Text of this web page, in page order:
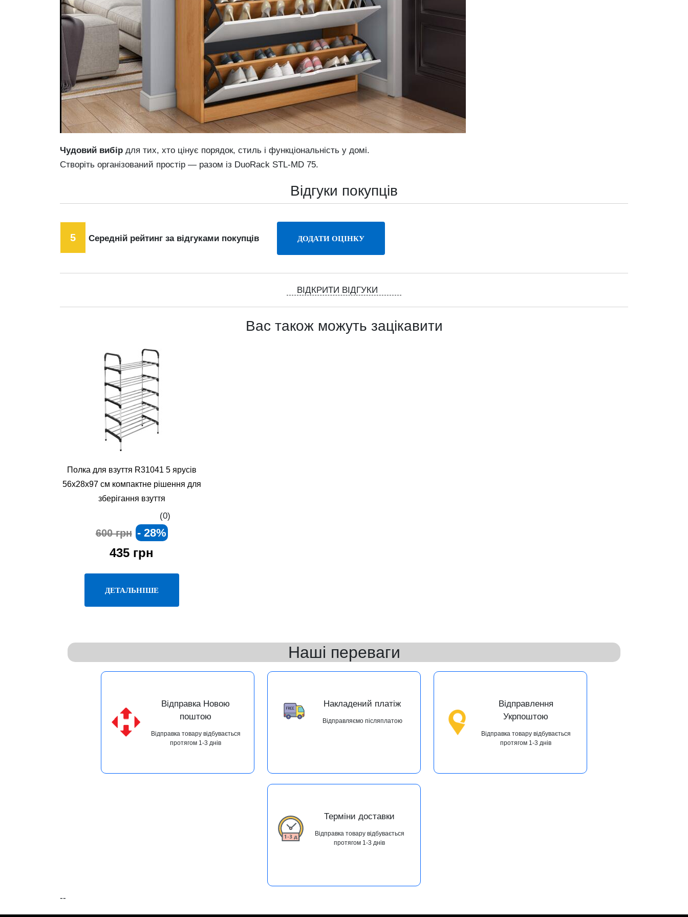
Чудовий вибір для тих, хто цінує порядок, стиль і функціональність у домі.
Створіть організований простір — разом із DuoRack STL-MD 75.
Відгуки покупців
5 Середній рейтинг за відгуками покупців
ВІДКРИТИ ВІДГУКИ
Вас також можуть зацікавити
Полка для взуття R31041 5 ярусів
56x28x97 см компактне рішення для
зберігання взуття
(0)
600 грн - 28%
435 грн
ДЕТАЛЬНІШЕ
Наші переваги
Відправка Новою
поштою
Відправка товару відбувається
протягом 1-3 днів
Накладений платіж
Відправляємо післяплатою
Відправлення
Укрпоштою
Відправка товару відбувається
протягом 1-3 днів
Терміни доставки
Відправка товару відбувається
протягом 1-3 днів
--